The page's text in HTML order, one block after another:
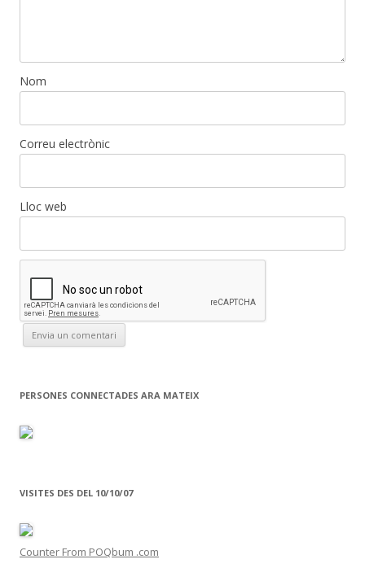
Nom
Correu electrònic
Lloc web
PERSONES CONNECTADES ARA MATEIX
VISITES DES DEL 10/10/07
Counter From POQbum .com